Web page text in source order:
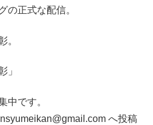
の正式な配信。
。
」
中です。
へ投稿